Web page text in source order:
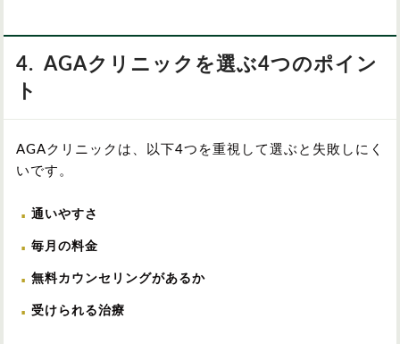
関西
4. AGAクリニックを選ぶ4つのポイン
ト
AGAクリニックは、以下4つを重視して選ぶと失敗しにく
いです。
通いやすさ
毎月の料金
無料カウンセリングがあるか
受けられる治療